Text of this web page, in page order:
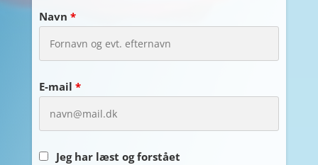
Navn *
E-mail *
Jeg har læst og forstået